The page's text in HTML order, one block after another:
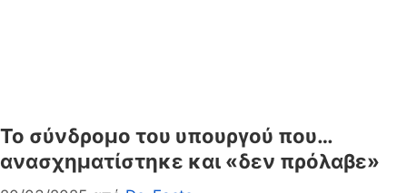
Το σύνδρομο του υπουργού που…
ανασχηματίστηκε και «δεν πρόλαβε»